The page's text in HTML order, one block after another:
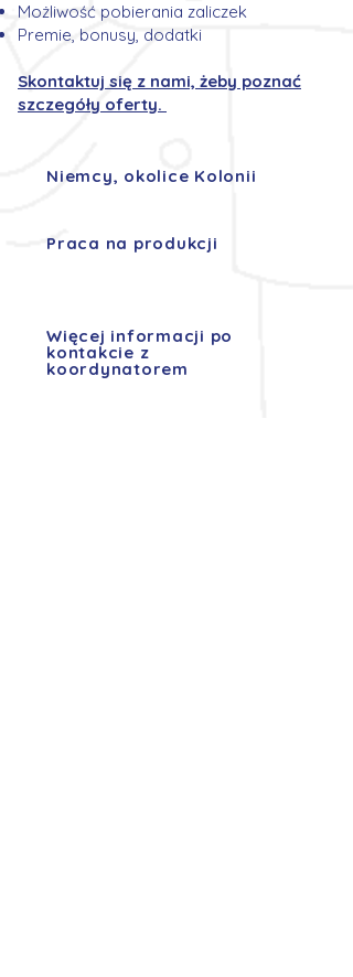
Możliwość pobierania zaliczek
Premie, bonusy, dodatki
Skontaktuj się z nami, żeby poznać
szczegóły oferty.
Niemcy, okolice Kolonii
Praca na produkcji
Więcej informacji po
kontakcie z
koordynatorem